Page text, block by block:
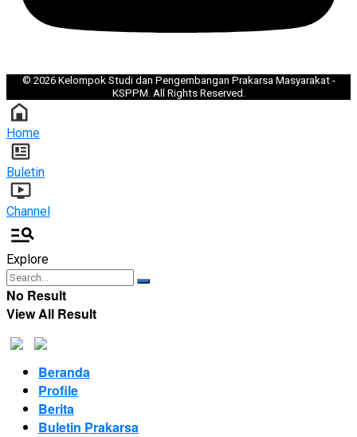
© 2026Kelompok Studi dan Pengembangan Prakarsa Masyarakat -
KSPPM. All Rights Reserved.
Home
Buletin
Channel
Explore
No Result
View All Result
Beranda
Profile
Berita
Buletin Prakarsa